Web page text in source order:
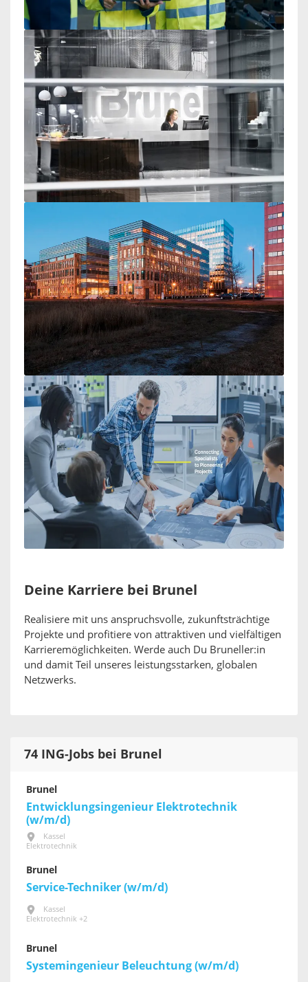
Deine Karriere bei Brunel
Realisiere mit uns anspruchsvolle, zukunftsträchtige
Projekte und profitiere von attraktiven und vielfältigen
Karrieremöglichkeiten. Werde auch Du Bruneller:in
und damit Teil unseres leistungsstarken, globalen
Netzwerks.
74 ING-Jobs bei Brunel
Brunel
Entwicklungsingenieur Elektrotechnik
(w/m/d)
Kassel
Elektrotechnik
Brunel
Service-Techniker (w/m/d)
Kassel
Elektrotechnik +2
Brunel
Systemingenieur Beleuchtung (w/m/d)